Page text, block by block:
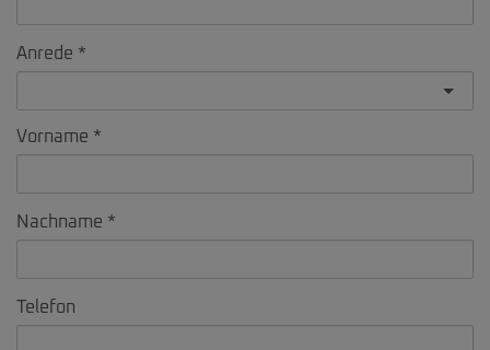
Anrede
Vorname
Nachname
Telefon